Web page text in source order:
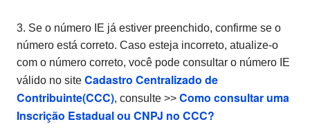
3. Se o número IE já estiver preenchido, confirme se o
número está correto. Caso esteja incorreto, atualize-o
com o número correto, você pode consultar o número IE
válido no site Cadastro Centralizado de
Contribuinte(CCC), consulte >> Como consultar uma
Inscrição Estadual ou CNPJ no CCC?